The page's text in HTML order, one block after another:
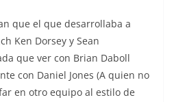
que el que desarrollaba a
Ken Dorsey y Sean
que ver con Brian Daboll
con Daniel Jones (A quien no
en otro equipo al estilo de